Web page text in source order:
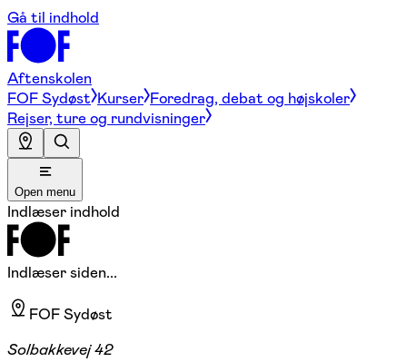
Gå til indhold
Aftenskolen
FOF Sydøst Kurser Foredrag, debat og højskoler
Rejser, ture og rundvisninger
Open menu
Indlæser indhold
Indlæser siden...
FOF Sydøst
Solbakkevej 42